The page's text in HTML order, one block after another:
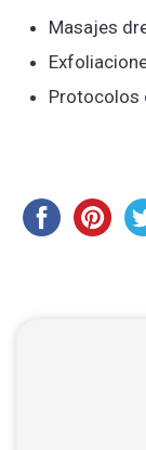
Masajes
Protocolos